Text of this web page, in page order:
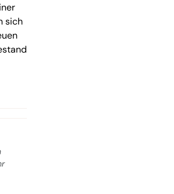
sich